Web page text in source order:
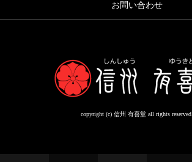
お問い合わせ
copyright (c) 信州 有喜堂 all rights reserved.